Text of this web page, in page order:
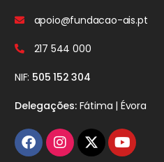
apoio@fundacao-ais.pt
217 544 000
NIF: 505 152 304
Delegações:Fátima | Évora